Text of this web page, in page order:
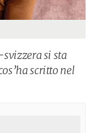
si sta
scritto nel